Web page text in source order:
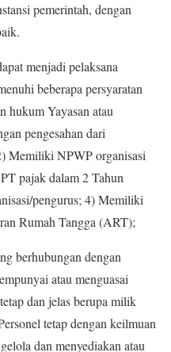
pemerintah, dengan
menjadi pelaksana
beberapa persyaratan
hukum Yayasan atau
pengesahan dari
Memiliki NPWP organisasi
pajak dalam 2 Tahun
pengurus; 4) Memiliki
Rumah Tangga (ART);
berhubungan dengan
atau menguasai
dan jelas berupa milik
tetap dengan keilmuan
dan menyediakan atau